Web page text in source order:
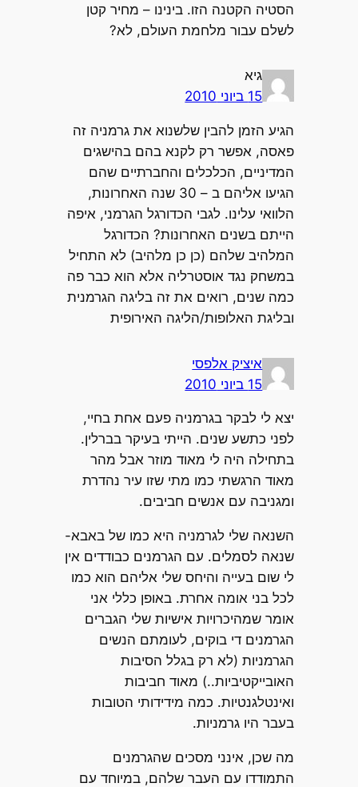
הסטיה הקטנה הזו. בינינו – מחיר קטן
לשלם עבור מלחמת העולם, לא?
גיא
15 ביוני 2010
הגיע הזמן להבין שלשנוא את גרמניה זה
פאסה, אפשר רק לקנא בהם בהישגים
המדיניים, הכלכלים והחברתיים שהם
הגיעו אליהם ב – 30 שנה האחרונות,
הלוואי עלינו. לגבי הכדורגל הגרמני, איפה
הייתם בשנים האחרונות? הכדורגל
המלהיב שלהם (כן כן מלהיב) לא התחיל
במשחק נגד אוסטרליה אלא הוא כבר פה
כמה שנים, רואים את זה בליגה הגרמנית
ובליגת האלופות/הליגה האירופית
איציק אלפסי
15 ביוני 2010
יצא לי לבקר בגרמניה פעם אחת בחיי,
לפני כתשע שנים. הייתי בעיקר בברלין.
בתחילה היה לי מאוד מוזר אבל מהר
מאוד הרגשתי כמו מתי שזו עיר נהדרת
ומגניבה עם אנשים חביבים.
השנאה שלי לגרמניה היא כמו של באבא-
שנאה לסמלים. עם הגרמנים כבודדים אין
לי שום בעייה והיחס שלי אליהם הוא כמו
לכל בני אומה אחרת. באופן כללי אני
אומר שמהיכרויות אישיות שלי הגברים
הגרמנים די בוקים, לעומתם הנשים
הגרמניות (לא רק בגלל הסיבות
האובייקטיביות..) מאוד חביבות
ואינטלגנטיות. כמה מידידותי הטובות
בעבר היו גרמניות.
מה שכן, אינני מסכים שהגרמנים
התמודדו עם העבר שלהם, במיוחד עם